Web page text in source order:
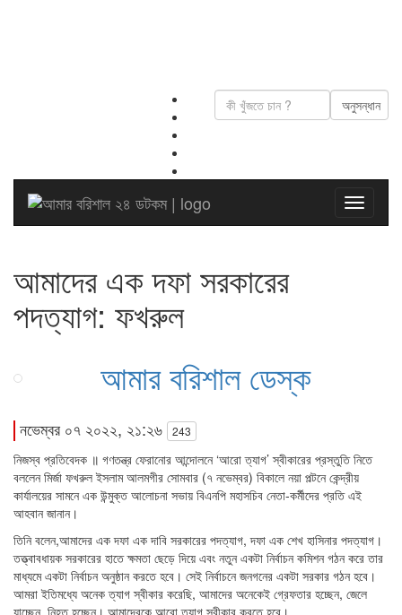
আমাদের এক দফা সরকারের
পদত্যাগ: ফখরুল
আমার বরিশাল ডেস্ক
নভেম্বর ০৭ ২০২২, ২১:২৬ 243
নিজস্ব প্রতিবেদক ‍॥ গণতন্ত্র ফেরানোর আন্দোলনে ‘আরো ত্যাগ’ স্বীকারের প্রস্তুতি নিতে
বললেন মির্জা ফখরুল ইসলাম আলমগীর সোমবার (৭ নভেম্বর) বিকালে নয়া পল্টনে কেন্দ্রীয়
কার্যালয়ের সামনে এক উন্মুক্ত আলোচনা সভায় বিএনপি মহাসচিব নেতা-কর্মীদের প্রতি এই
আহবান জানান।
তিনি বলেন,আমাদের এক দফা এক দাবি সরকারের পদত্যাগ, দফা এক শেখ হাসিনার পদত্যাগ।
তত্ত্বাবধায়ক সরকারের হাতে ক্ষমতা ছেড়ে দিয়ে এবং নতুন একটা নির্বাচন কমিশন গঠন করে তার
মাধ্যমে একটা নির্বাচন অনুষ্ঠান করতে হবে। সেই নির্বাচনে জনগনের একটা সরকার গঠন হবে।
আমরা ইতিমধ্যে অনেক ত্যাগ স্বীকার করেছি, আমাদের অনেকেই গ্রেফতার হচ্ছেন, জেলে